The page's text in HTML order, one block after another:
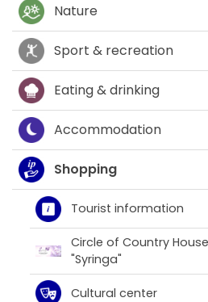
Nature
Sport & recreation
Eating & drinking
Accommodation
Shopping
Tourist information
Circle of Country
"Syringa"
Cultural center